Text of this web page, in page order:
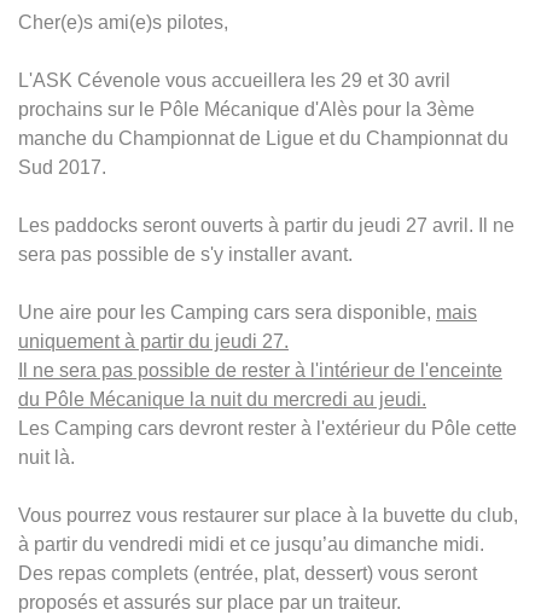
Cher(e)s ami(e)s pilotes,
L'ASK Cévenole vous accueillera les 29 et 30 avril
prochains sur le Pôle Mécanique d'Alès pour la 3ème
manche du Championnat de Ligue et du Championnat du
Sud 2017.
Les paddocks seront ouverts à partir du jeudi 27 avril. Il ne
sera pas possible de s'y installer avant.
Une aire pour les Camping cars sera disponible, mais
uniquement à partir du jeudi 27.
Il ne sera pas possible de rester à l'intérieur de l'enceinte
du Pôle Mécanique la nuit du mercredi au jeudi.
Les Camping cars devront rester à l'extérieur du Pôle cette
nuit là.
Vous pourrez vous restaurer sur place à la buvette du club,
à partir du vendredi midi et ce jusqu’au dimanche midi.
Des repas complets (entrée, plat, dessert) vous seront
proposés et assurés sur place par un traiteur.